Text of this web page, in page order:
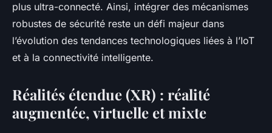
plus ultra-connecté. Ainsi, intégrer des mécanismes
robustes de sécurité reste un défi majeur dans
l’évolution des tendances technologiques liées à l’IoT
et à la connectivité intelligente.
Réalités étendue (XR) : réalité
augmentée, virtuelle et mixte